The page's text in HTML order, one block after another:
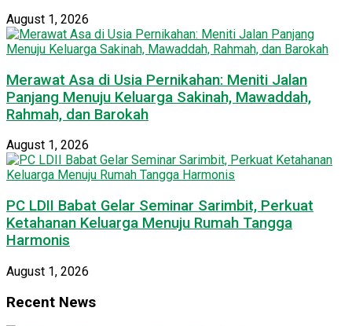
August 1, 2026
Merawat Asa di Usia Pernikahan: Meniti Jalan
Panjang Menuju Keluarga Sakinah, Mawaddah,
Rahmah, dan Barokah
August 1, 2026
PC LDII Babat Gelar Seminar Sarimbit, Perkuat
Ketahanan Keluarga Menuju Rumah Tangga
Harmonis
August 1, 2026
Recent News